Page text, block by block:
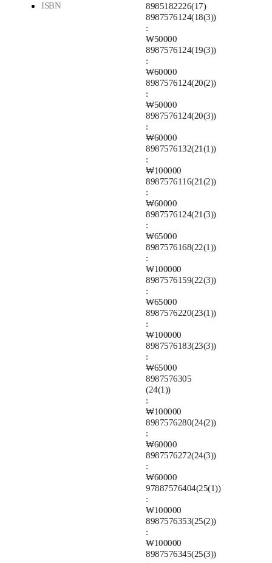
ISBN
8985182226(17)
8987576124(18(3))
:
₩50000
8987576124(19(3))
:
₩60000
8987576124(20(2))
:
₩50000
8987576124(20(3))
:
₩60000
8987576132(21(1))
:
₩100000
8987576116(21(2))
:
₩60000
8987576124(21(3))
:
₩65000
8987576168(22(1))
:
₩100000
8987576159(22(3))
:
₩65000
8987576220(23(1))
:
₩100000
8987576183(23(3))
:
₩65000
8987576305
(24(1))
:
₩100000
8987576280(24(2))
:
₩60000
8987576272(24(3))
:
₩60000
97887576404(25(1))
:
₩100000
8987576353(25(2))
:
₩100000
8987576345(25(3))